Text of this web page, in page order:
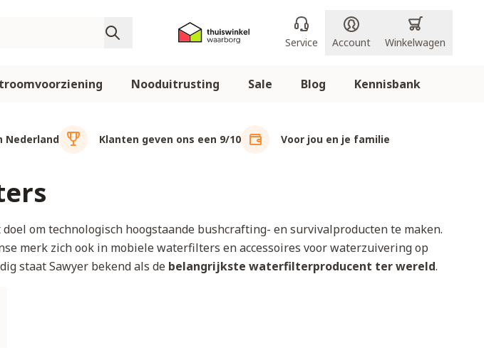
Nooduitrusting Sale Blog Kennisbank
Service Account Winkelwagen
Nederland Klanten geven ons een 9/10 Voor jou en je familie
om technologisch hoogstaande bushcrafting- en survivalproducten te maken.
merk zich ook in mobiele waterfilters en accessoires voor waterzuivering op
staat Sawyer bekend als de belangrijkste waterfilterproducent ter wereld.